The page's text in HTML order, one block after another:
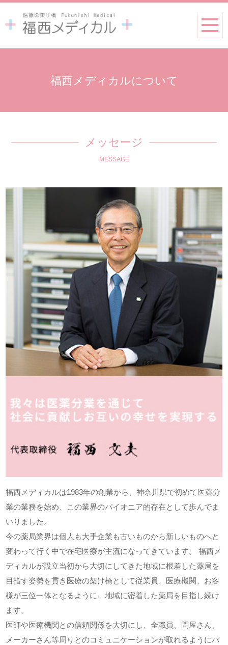
福西メディカルについて
メッセージ
MESSAGE
福西メディカルは1983年の創業から、神奈川県で初めて医薬分
業の業務を始め、この業界のパイオニア的存在として歩んでま
いりました。
今の薬局業界は個人も大手企業も古いものから新しいものへと
変わって行く中で在宅医療が主流になってきています。 福西メ
ディカルが設立当初から大切にしてきた地域に根差した薬局を
目指す姿勢を貫き医療の架け橋として従業員、医療機関、お客
様が三位一体となるように、地域に密着した薬局を目指し続け
ます。
医師や医療機関との信頼関係を大切にし、全職員、問屋さん、
メーカーさん等周りとのコミュニケーションが取れるようにバ